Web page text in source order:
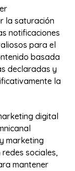
la saturación
notificaciones
para el
basada
declaradas y
la
digital
marketing
sociales,
mantener